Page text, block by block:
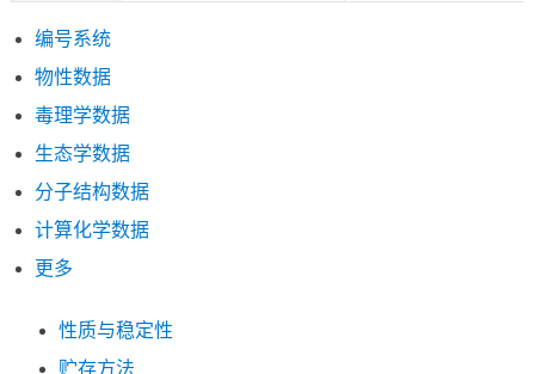
编号系统
物性数据
毒理学数据
生态学数据
分子结构数据
计算化学数据
更多
性质与稳定性
贮存方法